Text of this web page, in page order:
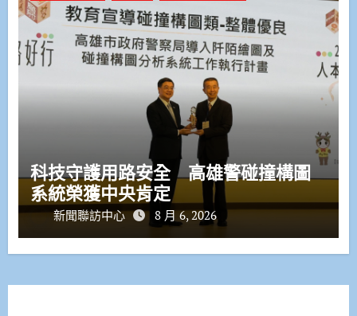
科技守護用路安全 高雄警碰撞構圖
系統榮獲中央肯定
新聞聯訪中心 8 月 6, 2026